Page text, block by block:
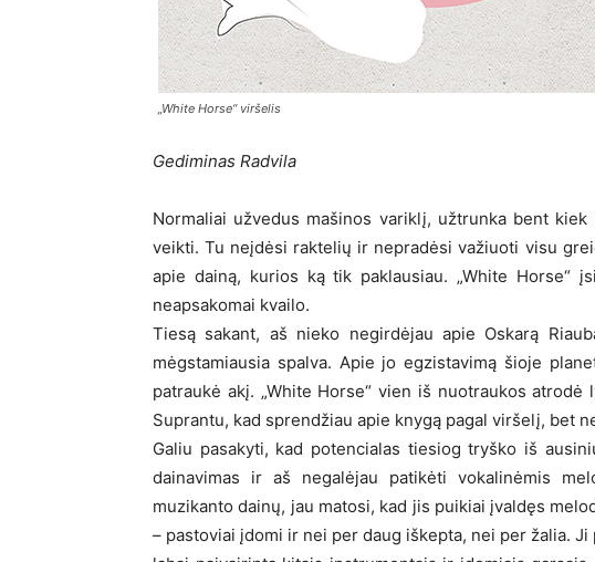
„White Horse“ viršelis
Gediminas Radvila
Normaliai užvedus mašinos variklį, užtrunka bent
veikti. Tu neįdėsi raktelių ir nepradėsi važiuoti visu
apie dainą, kurios ką tik paklausiau. „White Horse“
neapsakomai kvailo.
Tiesą sakant, aš nieko negirdėjau apie Oskarą
mėgstamiausia spalva. Apie jo egzistavimą šioje
patraukė akį. „White Horse“ vien iš nuotraukos
Suprantu, kad sprendžiau apie knygą pagal viršelį, bet
Galiu pasakyti, kad potencialas tiesiog tryško iš
dainavimas ir aš negalėjau patikėti vokalinėmis
muzikanto dainų, jau matosi, kad jis puikiai įvaldęs
– pastoviai įdomi ir nei per daug iškepta, nei per žalia.